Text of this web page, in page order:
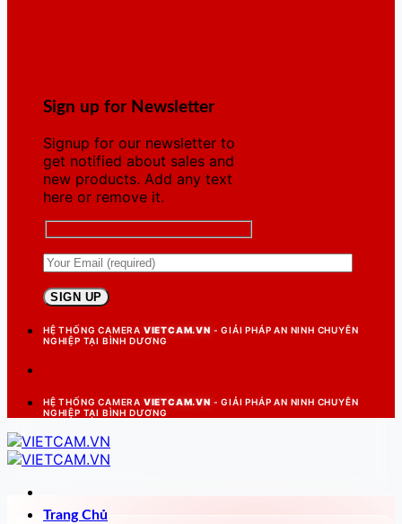
Sign up for Newsletter
Signup for our newsletter to
get notified about sales and
new products. Add any text
here or remove it.
HỆ THỐNG CAMERA VIETCAM.VN - GIẢI PHÁP AN NINH CHUYÊN
NGHIỆP TẠI BÌNH DƯƠNG
HỆ THỐNG CAMERA VIETCAM.VN - GIẢI PHÁP AN NINH CHUYÊN
NGHIỆP TẠI BÌNH DƯƠNG
Trang Chủ